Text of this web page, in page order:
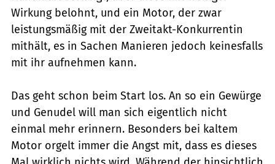
Wirkung belohnt, und ein Motor, der zwar
leistungsmäßig mit der Zweitakt-Konkurrentin
mithält, es in Sachen Manieren jedoch keinesfalls
mit ihr aufnehmen kann.
Das geht schon beim Start los. An so ein Gewürge
und Genudel will man sich eigentlich nicht
einmal mehr erinnern. Besonders bei kaltem
Motor orgelt immer die Angst mit, dass es dieses